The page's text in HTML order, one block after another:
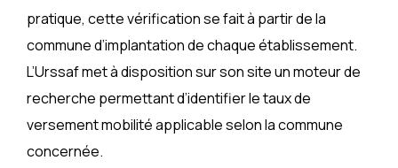
pratique, cette vérification se fait à partir de la
commune d’implantation de chaque établissement.
L’Urssaf met à disposition sur son site un moteur de
recherche permettant d’identifier le taux de
versement mobilité applicable selon la commune
concernée.